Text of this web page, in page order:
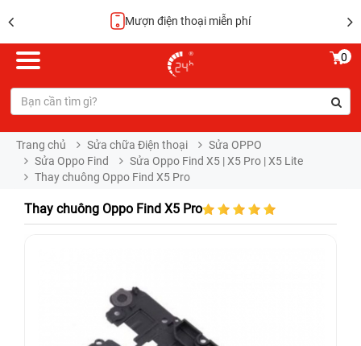
phí Hoàn tiền
0
Trang chủ Sửa chữa Điện thoại
Sửa OPPO
Sửa Oppo Find
Sửa Oppo Find X5 | X5 Pro | X5 Lite
Thay chuông Oppo Find X5 Pro
Thay chuông Oppo Find X5 Pro